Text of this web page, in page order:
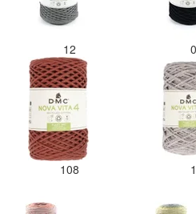
12
108